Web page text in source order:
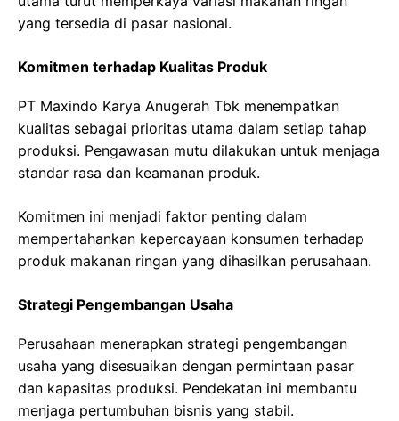
yang tersedia di pasar nasional.
Komitmen terhadap Kualitas Produk
PT Maxindo Karya Anugerah Tbk menempatkan
kualitas sebagai prioritas utama dalam setiap tahap
produksi. Pengawasan mutu dilakukan untuk menjaga
standar rasa dan keamanan produk.
Komitmen ini menjadi faktor penting dalam
mempertahankan kepercayaan konsumen terhadap
produk makanan ringan yang dihasilkan perusahaan.
Strategi Pengembangan Usaha
Perusahaan menerapkan strategi pengembangan
usaha yang disesuaikan dengan permintaan pasar
dan kapasitas produksi. Pendekatan ini membantu
menjaga pertumbuhan bisnis yang stabil.